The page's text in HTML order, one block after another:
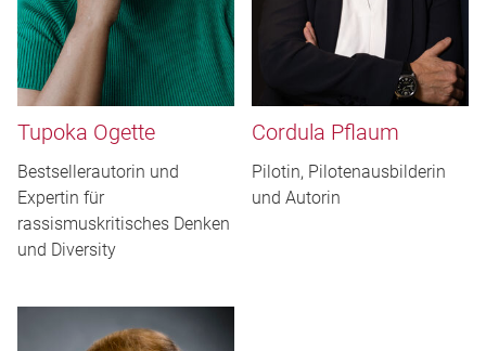
Tupoka Ogette
Bestsellerautorin und
Expertin für
rassismuskritisches Denken
und Diversity
Cordula Pflaum
Pilotin, Pilotenausbilderin
und Autorin